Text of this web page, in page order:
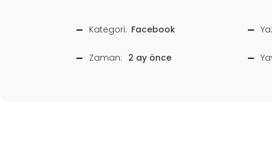
Kategori: Facebook
Zaman: 2 ay önce